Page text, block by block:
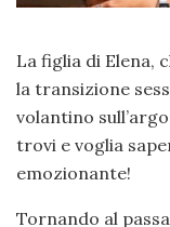
La figlia di Elena,
la transizione
volantino
trovi e voglia
emozionante!
Tornando al